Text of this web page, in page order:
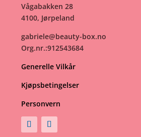
Vågabakken 28
4100, Jørpeland
gabriele@beauty-box.no
Org.nr.:912543684
Generelle Vilkår
Kjøpsbetingelser
Personvern